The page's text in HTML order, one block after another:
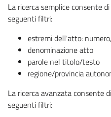
La ricerca semplice consente
seguenti filtri:
estremi dell'atto:
denominazione atto
parole nel titolo/testo
regione/provincia
La ricerca avanzata consente
seguenti filtri: